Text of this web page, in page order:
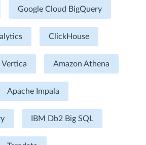
Google Cloud BigQuery
ClickHouse
Vertica Amazon Athena
Apache Impala
IBM Db2 Big SQL